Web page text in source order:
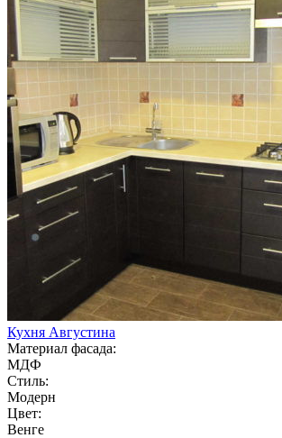
Кухня Августина
Материал фасада:
МДФ
Стиль:
Модерн
Цвет:
Венге